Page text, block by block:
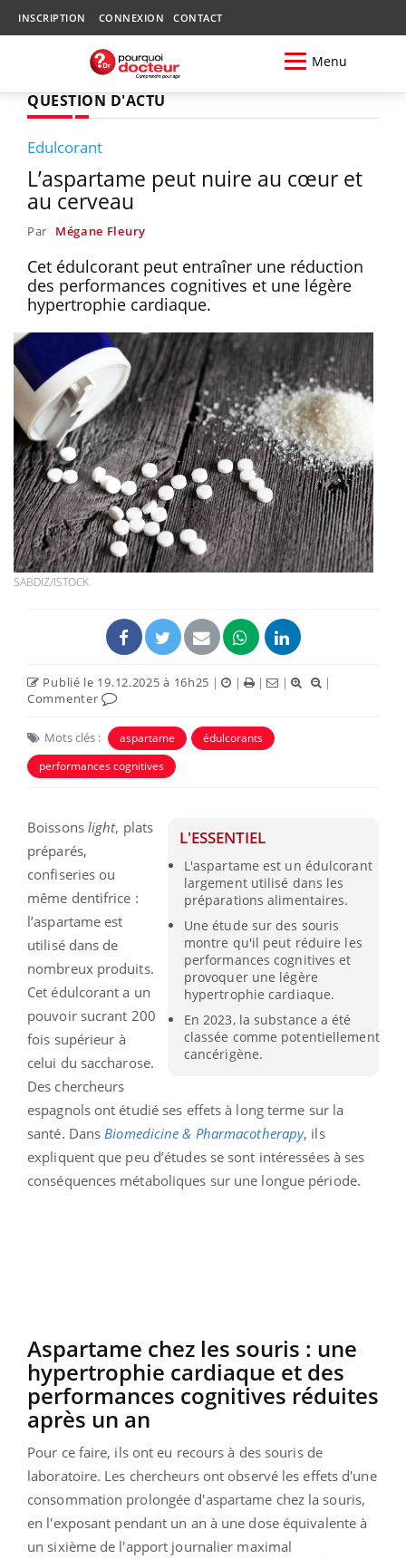
INSCRIPTION CONNEXION CONTACT
Menu
QUESTION D'ACTU
Edulcorant
L’aspartame peut nuire au cœur et
au cerveau
Par Mégane Fleury
Cet édulcorant peut entraîner une réduction
des performances cognitives et une légère
hypertrophie cardiaque.
SABDIZ/ISTOCK
Publié le 19.12.2025 à 16h25 | | | |
|
Commenter
Mots clés : aspartame
édulcorants
performances cognitives
L'ESSENTIEL
L'aspartame est un édulcorant
largement utilisé dans les
préparations alimentaires.
Une étude sur des souris
montre qu'il peut réduire les
performances cognitives et
provoquer une légère
hypertrophie cardiaque.
En 2023, la substance a été
classée comme potentiellement
cancérigène.
Boissons light, plats
préparés,
confiseries ou
même dentifrice :
l’aspartame est
utilisé dans de
nombreux produits.
Cet édulcorant a un
pouvoir sucrant 200
fois supérieur à
celui du saccharose.
Des chercheurs
espagnols ont étudié ses effets à long terme sur la
santé. Dans Biomedicine & Pharmacotherapy, ils
expliquent que peu d’études se sont intéressées à ses
conséquences métaboliques sur une longue période.
Aspartame chez les souris : une
hypertrophie cardiaque et des
performances cognitives réduites
après un an
Pour ce faire, ils ont eu recours à des souris de
laboratoire. Les chercheurs ont observé les effets d'une
consommation prolongée d'aspartame chez la souris,
en l'exposant pendant un an à une dose équivalente à
un sixième de l'apport journalier maximal